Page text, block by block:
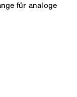
für analoge